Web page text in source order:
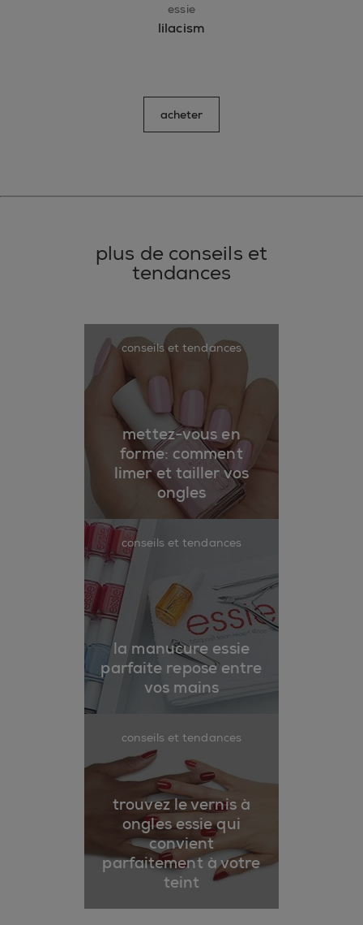
essie
lilacism
acheter
plus de conseils et
tendances
conseils et tendances
mettez-vous en
forme: comment
limer et tailler vos
ongles
conseils et tendances
la manucure essie
parfaite repose entre
vos mains
conseils et tendances
trouvez le vernis à
ongles essie qui
convient
parfaitement à votre
teint